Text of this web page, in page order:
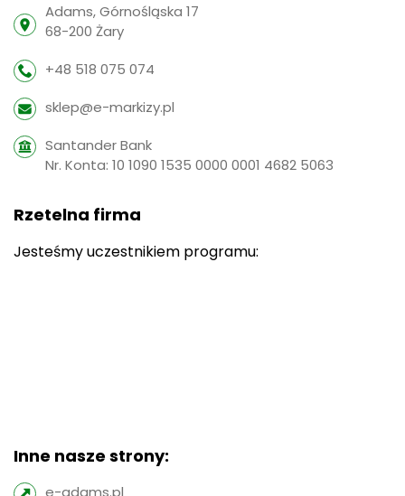
Adams, Górnośląska 17
68-200 Żary
+48 518 075 074
sklep@e-markizy.pl
Santander Bank
Nr. Konta: 10 1090 1535 0000 0001 4682 5063
Rzetelna firma
Jesteśmy uczestnikiem programu:
Inne nasze strony:
e-adams.pl